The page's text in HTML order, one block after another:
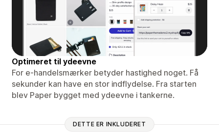
Optimeret til ydeevne
For e-handelsmærker betyder hastighed noget. Få
sekunder kan have en stor indflydelse. Fra starten
blev Paper bygget med ydeevne i tankerne.
DETTE ER INKLUDERET